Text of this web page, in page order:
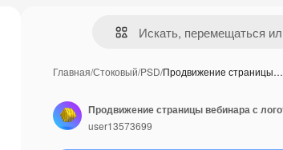
Главная/Стоковый/PSD/Продвижение страницы…
user13573699